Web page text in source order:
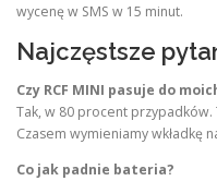
wycenę w SMS w 15 minut.
Najczęstsze
Czy RCF MINI pasuje do
Tak, w 80 procent
Czasem wymieniamy wkładkę
Co jak padnie bateria?